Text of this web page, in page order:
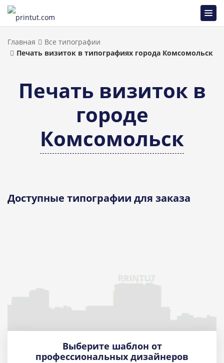
Главная
Все типографии
Печать визиток в типографиях города Комсомольск
Печать визиток в
городе
Комсомольск
Доступные типографии для заказа
Выберите шаблон от
профессиональных дизайнеров